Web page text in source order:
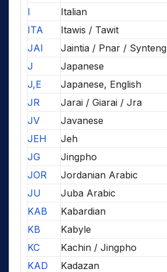
I
Italian
ITA
Itawis / Tawit
JAI
Jaintia / Pnar / Synteng
J
Japanese
J,E
Japanese, English
JR
Jarai / Giarai / Jra
JV
Javanese
JEH
Jeh
JG
Jingpho
JOR
Jordanian Arabic
JU
Juba Arabic
KAB
Kabardian
KB
Kabyle
KC
Kachin / Jingpho
KAD
Kadazan